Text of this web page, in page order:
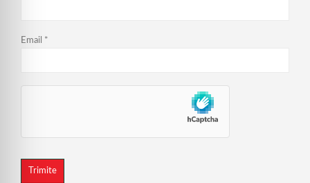
Email *